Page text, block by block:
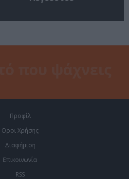
Προφίλ
Οροι Χρήσης
Διαφήμιση
Επικοινωνία
RSS